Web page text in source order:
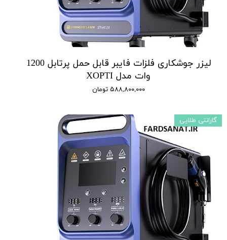
لیزر جوشکاری فلزات فایبر قابل حمل پرتابل 1200
وات مدل XOPTI
۵۸۸,۸۰۰,۰۰۰ تومان
گارانتی طلایی